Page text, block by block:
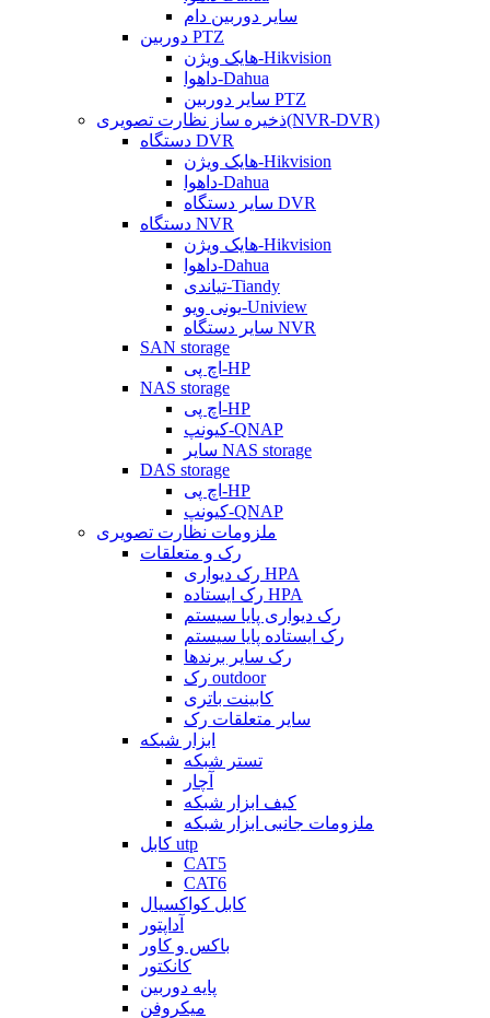
سایر دوربین دام
دوربین PTZ
هایک ویژن-Hikvision
داهوا-Dahua
سایر دوربین PTZ
ذخیره ساز نظارت تصویری(NVR-DVR)
دستگاه DVR
هایک ویژن-Hikvision
داهوا-Dahua
سایر دستگاه DVR
دستگاه NVR
هایک ویژن-Hikvision
داهوا-Dahua
تیاندی-Tiandy
یونی ویو-Uniview
سایر دستگاه NVR
SAN storage
اچ پی-HP
NAS storage
اچ پی-HP
کیونپ-QNAP
سایر NAS storage
DAS storage
اچ پی-HP
کیونپ-QNAP
ملزومات نظارت تصویری
رک و متعلقات
رک دیواری HPA
رک ایستاده HPA
رک دیواری پایا سیستم
رک ایستاده پایا سیستم
رک سایر برندها
رک outdoor
کابینت باتری
سایر متعلقات رک
ابزار شبکه
تستر شبکه
آچار
کیف ابزار شبکه
ملزومات جانبی ابزار شبکه
کابل utp
CAT5
CAT6
کابل کواکسیال
آداپتور
باکس و کاور
کانکتور
پایه دوربین
میکروفن